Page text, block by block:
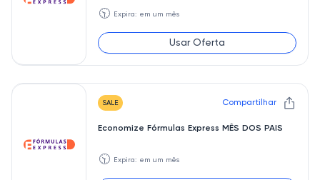
🕥 Expira: em um mês
Usar Oferta
SALE Compartilhar
Economize Fórmulas Express MÊS DOS PAIS
🕥 Expira: em um mês